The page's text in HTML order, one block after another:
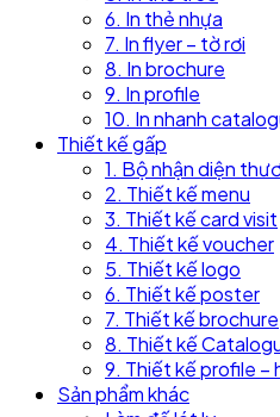
6. In thẻ nhựa
7. In flyer – tờ rơi
8. In brochure
9. In profile
10. In nhanh
Thiết kế gấp
1. Bộ nhận diện
2. Thiết kế menu
3. Thiết kế card visit
4. Thiết kế voucher
5. Thiết kế logo
6. Thiết kế poster
7. Thiết kế brochure
8. Thiết kế
9. Thiết kế profile –
Sản phẩm khác